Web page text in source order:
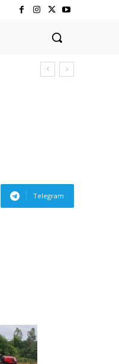
Telegram